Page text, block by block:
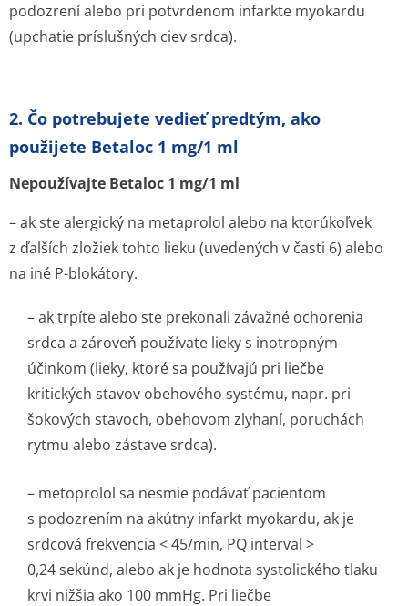
podozrení alebo pri potvrdenom infarkte myokardu
(upchatie príslušných ciev srdca).
2. Čo potrebujete vedieť predtým, ako
použijete Betaloc 1 mg/1 ml
Nepoužívajte Betaloc 1 mg/1 ml
– ak ste alergický na metaprolol alebo na ktorúkoľvek
z ďalších zložiek tohto lieku (uvedených v časti 6) alebo
na iné P-blokátory.
– ak trpíte alebo ste prekonali závažné ochorenia
srdca a zároveň používate lieky s inotropným
účinkom (lieky, ktoré sa používajú pri liečbe
kritických stavov obehového systému, napr. pri
šokových stavoch, obehovom zlyhaní, poruchách
rytmu alebo zástave srdca).
– metoprolol sa nesmie podávať pacientom
s podozrením na akútny infarkt myokardu, ak je
srdcová frekvencia < 45/min, PQ interval >
0,24 sekúnd, alebo ak je hodnota systolického tlaku
krvi nižšia ako 100 mmHg. Pri liečbe